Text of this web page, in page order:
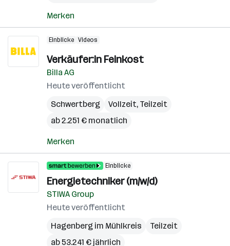
Merken
Einblicke Videos
Verkäufer:in Feinkost
Billa AG
Heute veröffentlicht
Schwertberg
Vollzeit, Teilzeit
ab 2.251 € monatlich
Merken
Einblicke
Energietechniker (m/w/d)
STIWA Group
Heute veröffentlicht
Hagenberg im Mühlkreis
Teilzeit
ab 53.241 € jährlich